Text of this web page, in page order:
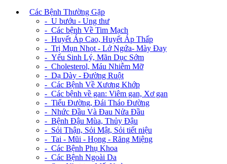
Các Bệnh Thường Gặp
- U bướu - Ung thư
- Các bệnh Về Tim Mạch
- Huyết Áp Cao, Huyết Áp Thấp
- Trị Mụn Nhọt - Lở Ngứa- Mày Đay
- Yếu Sinh Lý, Mãn Dục Sớm
- Cholesterol, Máu Nhiễm Mỡ
- Dạ Dày - Đường Ruột
- Các Bệnh Về Xương Khớp
- Các bệnh về gan: Viêm gan, Xơ gan
- Tiểu Đường, Đái Tháo Đường
- Nhức Đầu Và Đau Nửa Đầu
- Bệnh Đậu Mùa, Thủy Đậu
- Sỏi Thận, Sỏi Mật, Sỏi tiết niệu
- Tai - Mũi - Họng - Răng Miệng
- Các Bệnh Phụ Khoa
- Các Bệnh Ngoài Da